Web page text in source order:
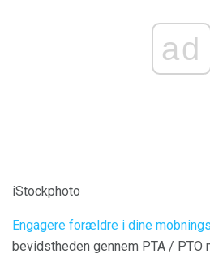
ad
iStockphoto
Engagere forældre i dine
bevidstheden gennem PTA / PTO